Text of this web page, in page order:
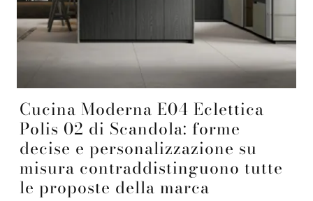
Cucina Moderna E04 Eclettica
Polis 02 di Scandola: forme
decise e personalizzazione su
misura contraddistinguono tutte
le proposte della marca